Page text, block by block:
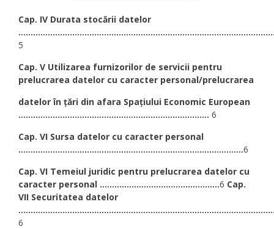
Cap. IV Durata stocării datelor
5
Cap. V Utilizarea furnizorilor de servicii pentru
prelucrarea datelor cu caracter personal/prelucrarea
datelor în țări din afara Spațiului Economic European
.............................................................................. 6
Cap. VI Sursa datelor cu caracter personal
............................................................................................6
Cap. VI Temeiul juridic pentru prelucrarea datelor cu
caracter personal .................................................6 Cap.
VII Securitatea datelor
6